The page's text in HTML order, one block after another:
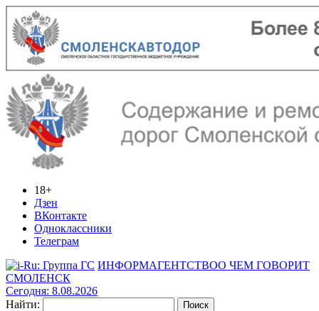
18+
Дзен
ВКонтакте
Одноклассники
Телеграм
ИНФОРМАГЕНТСТВОО ЧЕМ ГОВОРИТ
СМОЛЕНСК
Сегодня: 8.08.2026
Найти: